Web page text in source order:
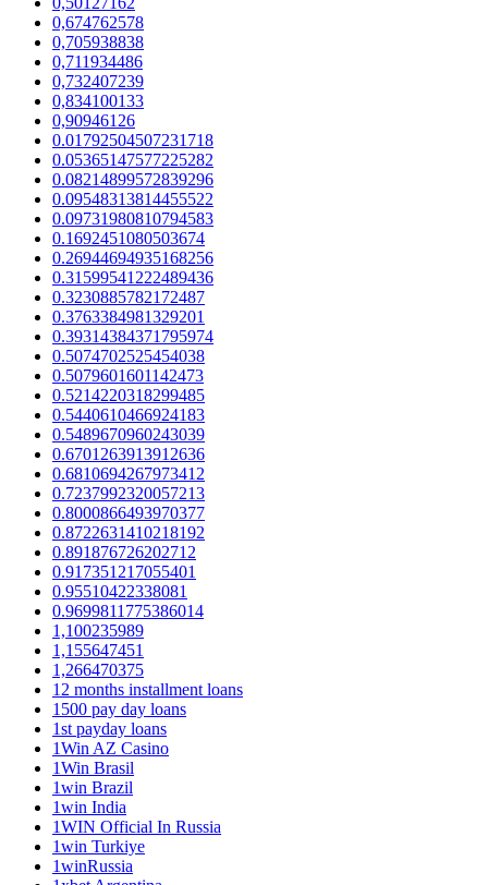
0,674762578
0,705938838
0,711934486
0,732407239
0,834100133
0,90946126
0.01792504507231718
0.05365147577225282
0.08214899572839296
0.09548313814455522
0.09731980810794583
0.1692451080503674
0.26944694935168256
0.31599541222489436
0.3230885782172487
0.3763384981329201
0.39314384371795974
0.5074702525454038
0.5079601601142473
0.5214220318299485
0.5440610466924183
0.5489670960243039
0.6701263913912636
0.6810694267973412
0.7237992320057213
0.8000866493970377
0.8722631410218192
0.891876726202712
0.917351217055401
0.95510422338081
0.9699811775386014
1,100235989
1,155647451
1,266470375
12 months installment loans
1500 pay day loans
1st payday loans
1Win AZ Casino
1Win Brasil
1win Brazil
1win India
1WIN Official In Russia
1win Turkiye
1winRussia